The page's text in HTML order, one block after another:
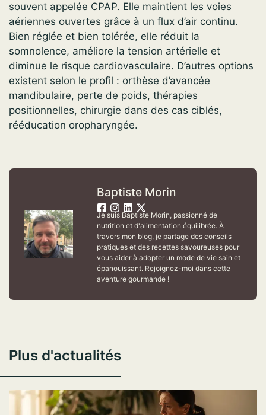
souvent appelée CPAP. Elle maintient les voies
aériennes ouvertes grâce à un flux d’air continu.
Bien réglée et bien tolérée, elle réduit la
somnolence, améliore la tension artérielle et
diminue le risque cardiovasculaire. D’autres options
existent selon le profil : orthèse d’avancée
mandibulaire, perte de poids, thérapies
positionnelles, chirurgie dans des cas ciblés,
rééducation oropharyngée.
Baptiste Morin
Je suis Baptiste Morin, passionné de
nutrition et d'alimentation équilibrée. À
travers mon blog, je partage des conseils
pratiques et des recettes savoureuses pour
vous aider à adopter un mode de vie sain et
épanouissant. Rejoignez-moi dans cette
aventure gourmande !
Plus d'actualités